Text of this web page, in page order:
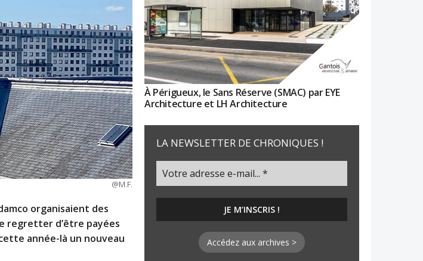
@M.F.
organisaient des
regretter d’être payées
année-là un nouveau
À Périgueux, le Sans Réserve (SMAC) par EYE
Architecture et LH Architecture
LA NEWSLETTER DE CHRONIQUES !
Accédez aux archives >